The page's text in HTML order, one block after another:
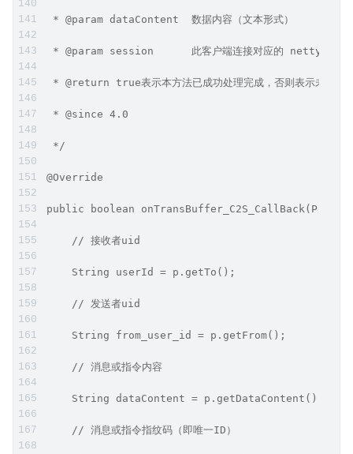
* @param dataContent  数据内容（文本形式）
* @param session      此客户端连接对应的 netty “会
* @return true表示本方法已成功处理完成，否则表示未处理成
* @since 4.0
*/
@Override
public boolean
    // 接收者uid
    String userId = p.getTo();
    // 发送者uid
    String from_user_id = p.getFrom();
    // 消息或指令内容
    String dataContent = p.getDataContent();
    // 消息或指令指纹码（即唯一ID）